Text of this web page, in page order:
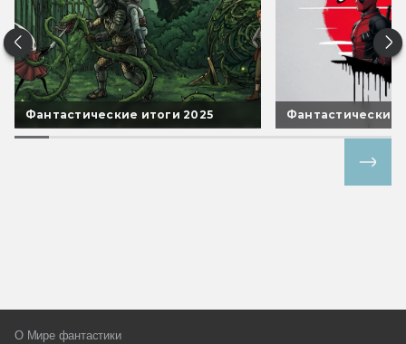
Фантастические итоги 2025 Фантастические
О Мире фантастики